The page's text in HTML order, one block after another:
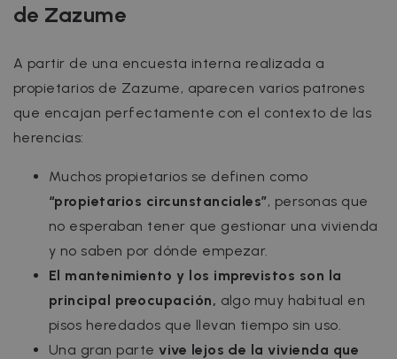
de Zazume
A partir de una encuesta interna realizada a
propietarios de Zazume, aparecen varios patrones
que encajan perfectamente con el contexto de las
herencias:
Muchos propietarios se definen como
“propietarios circunstanciales”, personas que
no esperaban tener que gestionar una vivienda
y no saben por dónde empezar.
El mantenimiento y los imprevistos son la
principal preocupación, algo muy habitual en
pisos heredados que llevan tiempo sin uso.
Una gran partevive lejos de la vivienda que